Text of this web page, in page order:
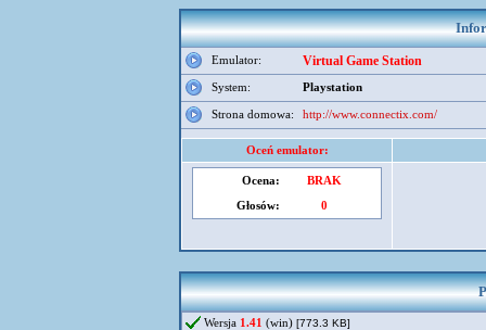
Emulator: Virtual Game Station
System: Playstation
Strona domowa: http://www.connectix.com/
Oceń emulator:
Ocena:
BRAK
Głosów:
0
Wersja 1.41 (win) [773.3 KB]